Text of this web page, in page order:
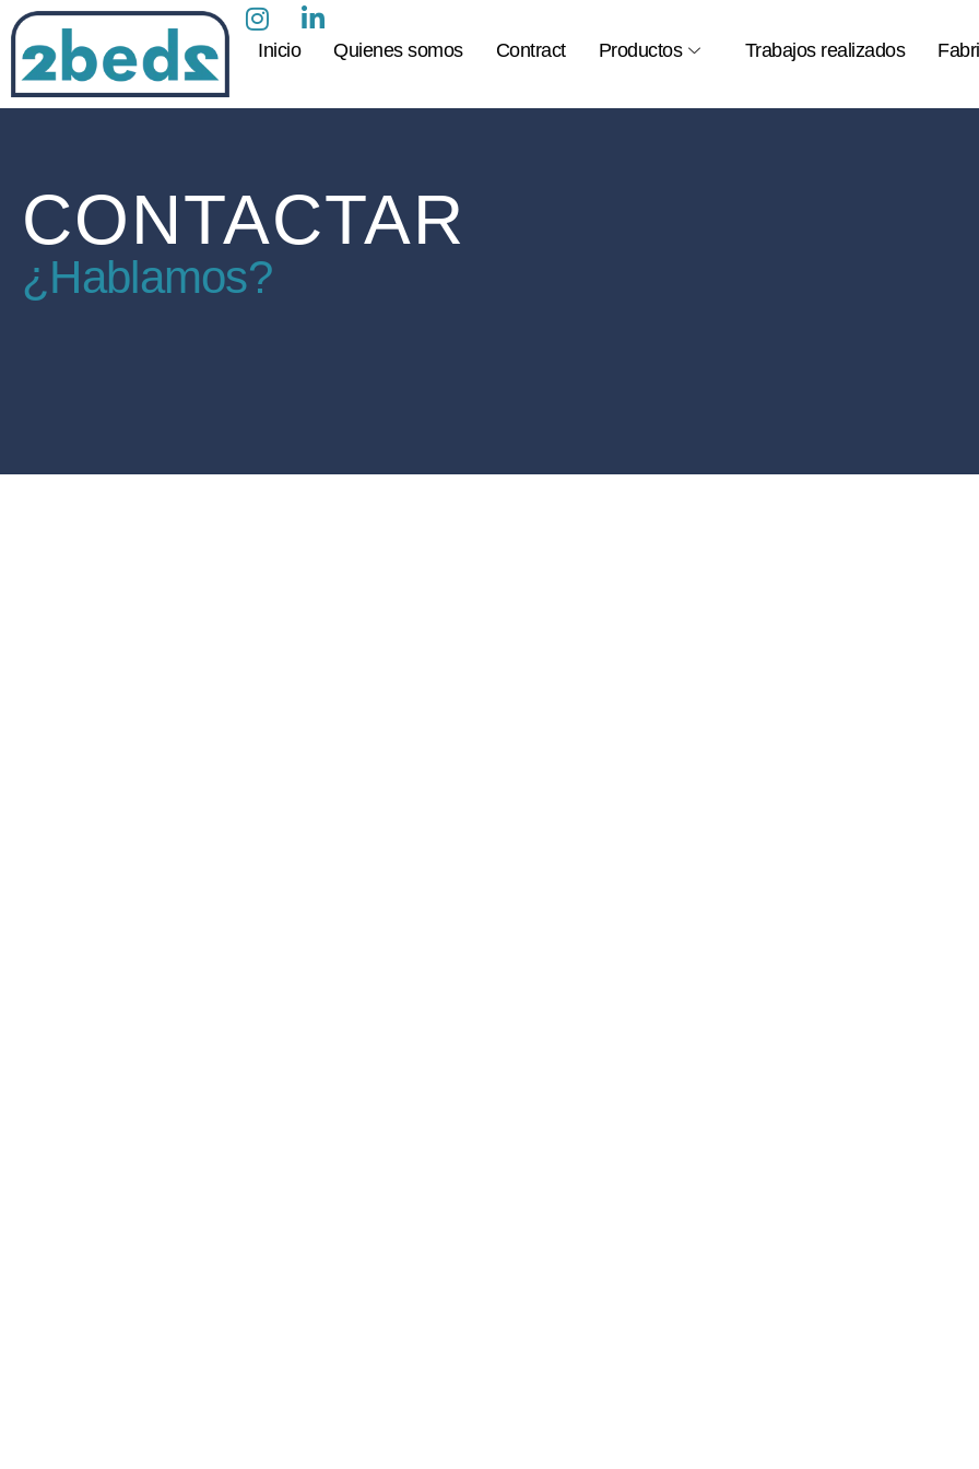
Inicio Quienes somos Contract Productos Trabajos realizados
CONTACTAR
¿Hablamos?